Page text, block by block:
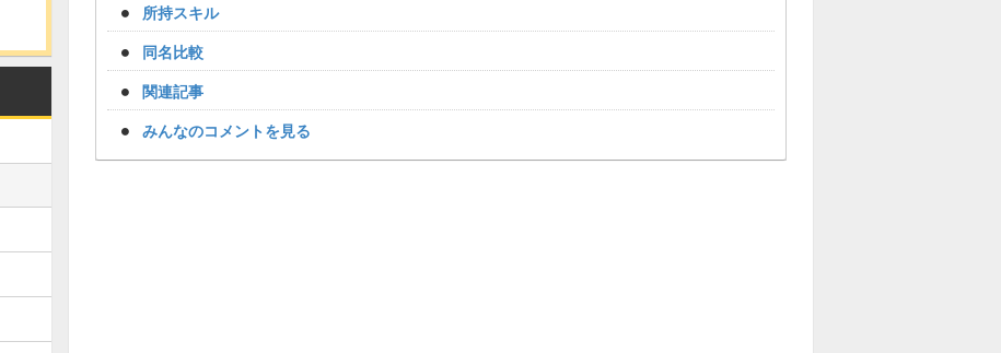
所持スキル
同名比較
関連記事
みんなのコメントを見る